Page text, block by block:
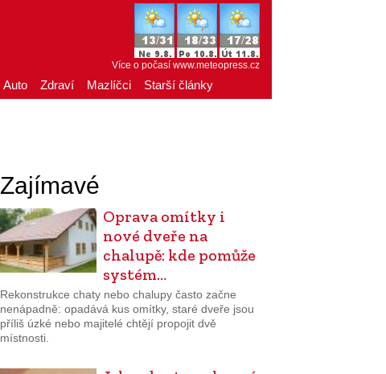
Více o počasí www.meteopress.cz
Auto Zdraví Mazlíčci Starší články
Zajímavé
Oprava omítky i
nové dveře na
chalupě: kde pomůže
systém…
Rekonstrukce chaty nebo chalupy často začne
nenápadně: opadává kus omítky, staré dveře jsou
příliš úzké nebo majitelé chtějí propojit dvě
místnosti.